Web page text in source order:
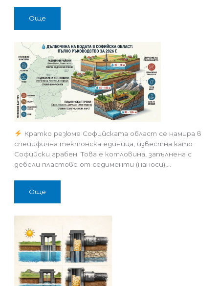
Още
Кратко резюме Софийската област се намира в
специфична тектонска единица, известна като
Софийски грабен. Това е котловина, запълнена с
дебели пластове от седименти (наноси),…
Още